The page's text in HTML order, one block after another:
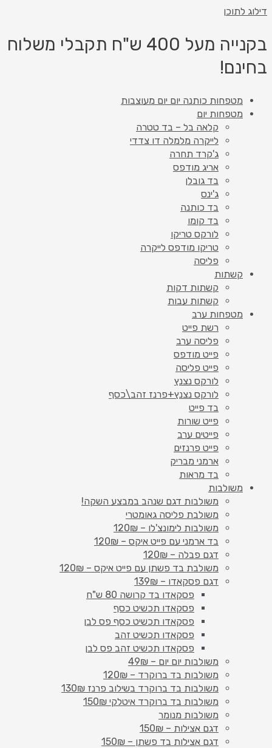
דילוג לתוכן
בקנייה מעל 400 ש"ח תקבלי משלוח
בחינם!
מטפחות כותנה יום יום מעוצבות
מטפחות יום
קלאה בל – בד טטרה
לייקרה מלמלה דו צדדי
ג'קרד תחרה
אריג מודפס
בד גובלן
ג'ינס
בד כותנה
בד קומו
לורקס טריקו
טריקו מודפס לייקרה
פליסה
קשתות
קשתות דקות
קשתות עבות
מטפחות ערב
רשת פייט
פליסה ערב
פייט מודפס
פייט פליסה
לורקס נצנץ
לורקס נצנץ+פרנז זהב\כסף
בד פייט
פייט שורות
פייטים ערב
פייט פרנזים
ארמני מבריק
בד מראות
משולבות
משולבות דגם שנהב במבצע השקה!
משולבת פליסה גאומטרי
משולבות לימונצ'לו – 120₪
בד ארמני עם פייט איקס – 120₪
דגם פבלה – 120₪
משולבת בד פשתן עם פייט איקס – 120₪
דגם פסקאדו – 139₪
פסקאדו בד קרושה 80 ש"ח
פסקאדו תכשיט כסף
פסקאדו תכשיט כסף פס לבן
פסקאדו תכשיט זהב
פסקאדו תכשיט זהב פס לבן
משולבות יום יום – 49₪
משולבות בד ברוקרד – 120₪
משולבות בד ברוקרד בשילוב פרנז 130₪
משולבות בד ברוקרד איטלקי 150₪
משולבות מנומר
דגם אצילות – 150₪
דגם אצילות בד פשתן – 150₪